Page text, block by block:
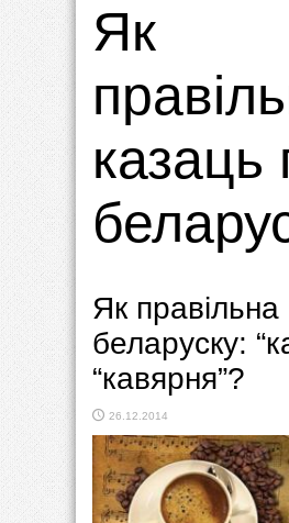
Як
казаць
Як правільна
беларуску:
“кавярня”?
26.12.2014